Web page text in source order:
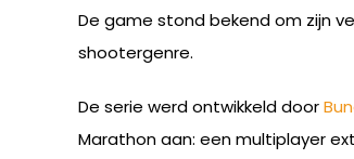
De game stond bekend om zijn
shootergenre.
De serie werd ontwikkeld door
Marathon aan: een multiplayer